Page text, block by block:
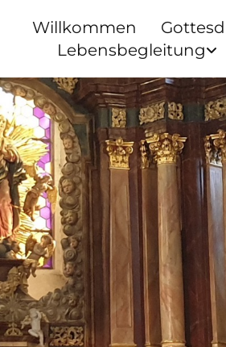
Willkommen
Lebensbegleitung